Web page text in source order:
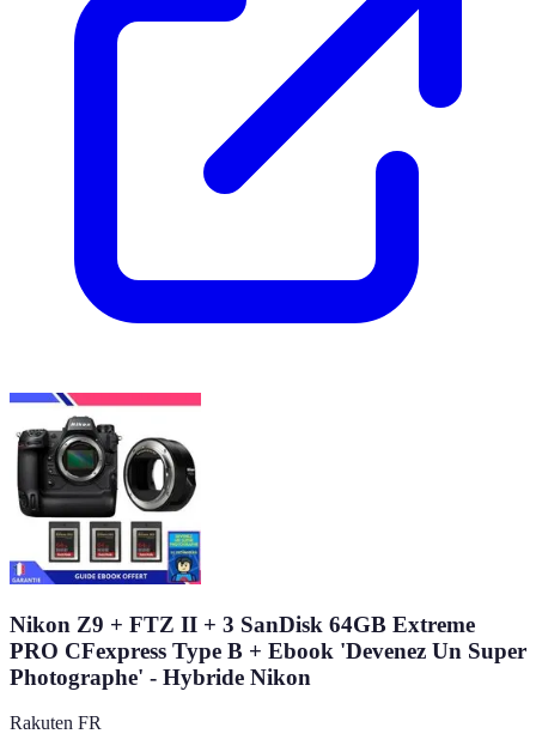
Nikon Z9 + FTZ II + 3 SanDisk 64GB Extreme
PRO CFexpress Type B + Ebook 'Devenez Un Super
Photographe' - Hybride Nikon
Rakuten FR